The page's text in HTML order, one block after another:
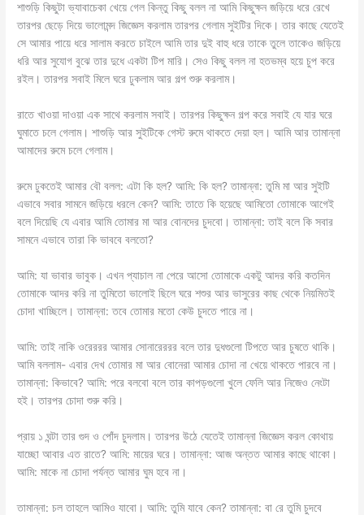
শাশুড়ি কিছুটা ভ্যাবাচেকা খেয়ে গেল কিন্তু কিছু বলল না আমি কিছুক্ষন জড়িয়ে ধরে রেখে
তারপর ছেড়ে দিয়ে ভালোমন্দ জিজ্ঞেস করলাম তারপর গেলাম সুইটির দিকে। তার কাছে যেতেই
সে আমার পায়ে ধরে সালাম করতে চাইলে আমি তার দুই বাহু ধরে তাকে তুলে তাকেও জড়িয়ে
ধরি আর সুযোগ বুঝে তার দুধে একটা টিপ মারি। সেও কিছু বলল না হতভম্ব হয়ে চুপ করে
রইল। তারপর সবাই মিলে ঘরে ঢুকলাম আর গল্প শুরু করলাম।
রাতে খাওয়া দাওয়া এক সাথে করলাম সবাই। তারপর কিছুক্ষন গল্প করে সবাই যে যার ঘরে
ঘুমাতে চলে গেলাম। শাশুড়ি আর সুইটিকে গেস্ট রুমে থাকতে দেয়া হল। আমি আর তামান্না
আমাদের রুমে চলে গেলাম।
রুমে ঢুকতেই আমার বৌ বলল: এটা কি হল? আমি: কি হল? তামান্না: তুমি মা আর সুইটি
এভাবে সবার সামনে জড়িয়ে ধরলে কেন? আমি: তাতে কি হয়েছে আমিতো তোমাকে আগেই
বলে দিয়েছি যে এবার আমি তোমার মা আর বোনদের চুদবো। তামান্না: তাই বলে কি সবার
সামনে এভাবে তারা কি ভাববে বলতো?
আমি: যা ভাবার ভাবুক। এখন প্যাচাল না পেরে আসো তোমাকে একটু আদর করি কতদিন
তোমাকে আদর করি না তুমিতো ভালোই ছিলে ঘরে শশুর আর ভাসুরের কাছ থেকে নিয়মিতই
চোদা খাচ্ছিলে। তামান্না: তবে তোমার মতো কেউ চুদতে পারে না।
আমি: তাই নাকি ওরেররর আমার সোনারেররর বলে তার দুধগুলো টিপতে আর চুষতে থাকি।
আমি বললাম- এবার দেখ তোমার মা আর বোনেরা আমার চোদা না খেয়ে থাকতে পারবে না।
তামান্না: কিভাবে? আমি: পরে বলবো বলে তার কাপড়গুলো খুলে ফেলি আর নিজেও নেংটা
হই। তারপর চোদা শুরু করি।
প্রায় ১ ঘন্টা তার গুদ ও পোঁদ চুদলাম। তারপর উঠে যেতেই তামান্না জিজ্ঞেস করল কোথায়
যাচ্ছো আবার এত রাতে? আমি: মায়ের ঘরে। তামান্না: আজ অন্তত আমার কাছে থাকো।
আমি: মাকে না চোদা পর্যন্ত আমার ঘুম হবে না।
তামান্না: চল তাহলে আমিও যাবো। আমি: তুমি যাবে কেন? তামান্না: বা রে তুমি চুদবে